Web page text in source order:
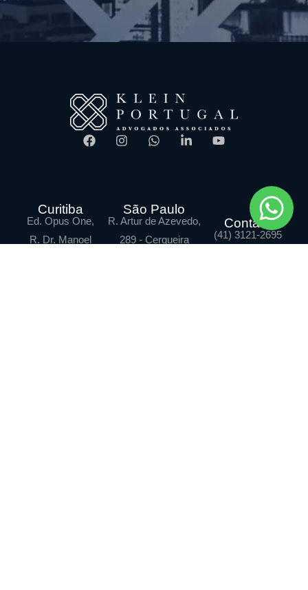
Curitiba
Ed. Opus One,
R. Dr. Manoel
São Paulo
R. Artur de Azevedo,
289 - Cerqueira
Contato
(41) 3121-2695